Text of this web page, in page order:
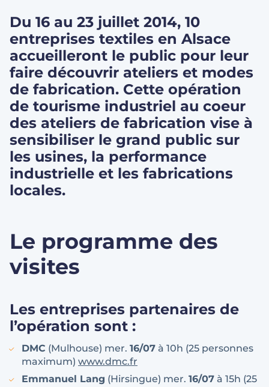
Du 16 au 23 juillet 2014, 10
entreprises textiles en Alsace
accueilleront le public pour leur
faire découvrir ateliers et modes
de fabrication. Cette opération
de tourisme industriel au coeur
des ateliers de fabrication vise à
sensibiliser le grand public sur
les usines, la performance
industrielle et les fabrications
locales.
Le programme des
visites
Les entreprises partenaires de
l’opération sont :
DMC (Mulhouse) mer. 16/07 à 10h (25 personnes
maximum) www.dmc.fr
Emmanuel Lang (Hirsingue) mer. 16/07 à 15h (25